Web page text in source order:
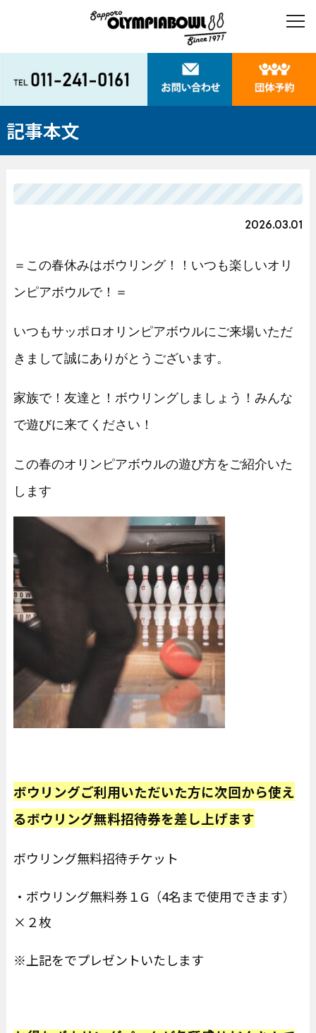
記事本文
2026.03.01
＝この春休みはボウリング！！いつも楽しいオリ
ンピアボウルで！＝
いつもサッポロオリンピアボウルにご来場いただ
きまして誠にありがとうございます。
家族で！友達と！ボウリングしましょう！みんな
で遊びに来てください！
この春のオリンピアボウルの遊び方をご紹介いた
します
ボウリングご利用いただいた方に次回から使え
るボウリング無料招待券を差し上げます
ボウリング無料招待チケット
・ボウリング無料券１G（4名まで使用できます）
×２枚
※上記をでプレゼントいたします